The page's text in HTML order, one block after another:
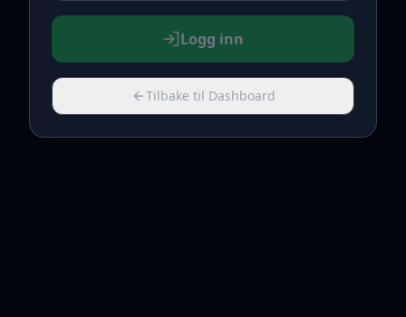
Logg inn
Tilbake til Dashboard